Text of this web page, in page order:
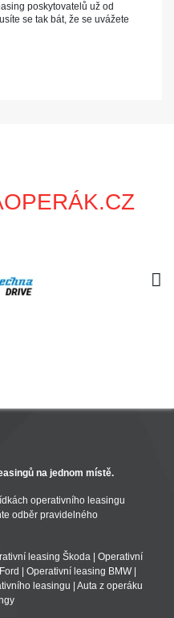
poskytovatelů už od
se tak bát, že se uvážete
na jednom místě.
operativního leasingu
odběr pravidelného
leasing Škoda
Operativní
Operativní leasing BMW|
leasingu
Auta z operáku